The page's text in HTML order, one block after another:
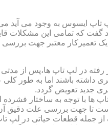
تاپ ایسوس به وجود می
گفت که تمامی این
یک تعمیرکار معتبر جهت
در لپ تاپ ها،پس از مدتی
داشته باشند اما به
جدید تعویض گردد.
با توجه به ساختار
تا جهت بررسی علت دقیق
جمله قطعات حیاتی در لپ